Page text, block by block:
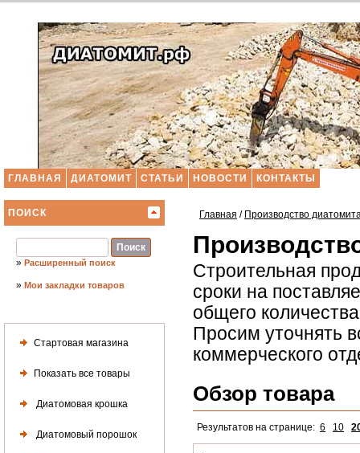
ГЛАВНАЯ ДИАТОМИТ СТАТЬИ НОВОСТИ КОНТАКТЫ
ПОИСК
» Расширенный поиск
» Мои закладки товаров
Стартовая магазина
Показать все товары
Диатомовая крошка
Диатомовый порошок
Главная / Производство
Строительная
сроки на
общего
Просим уточнять
коммерческого
Обзор товара
Результатов на странице: 6 10